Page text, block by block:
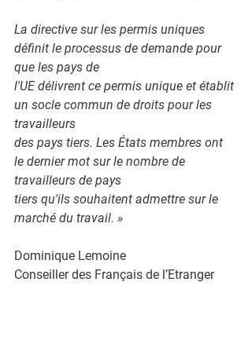
La directive sur les permis uniques
définit le processus de demande pour
que les pays de
l'UE délivrent ce permis unique et établit
un socle commun de droits pour les
travailleurs
des pays tiers. Les États membres ont
le dernier mot sur le nombre de
travailleurs de pays
tiers qu'ils souhaitent admettre sur le
marché du travail. »
Dominique Lemoine
Conseiller des Français de l’Etranger